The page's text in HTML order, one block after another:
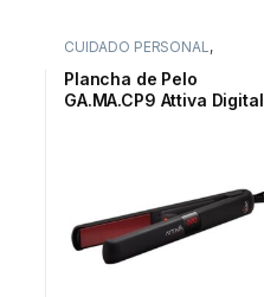
CUIDADO PERSONAL ,
Plancha de Pelo
GA.MA.CP9 Attiva Digital